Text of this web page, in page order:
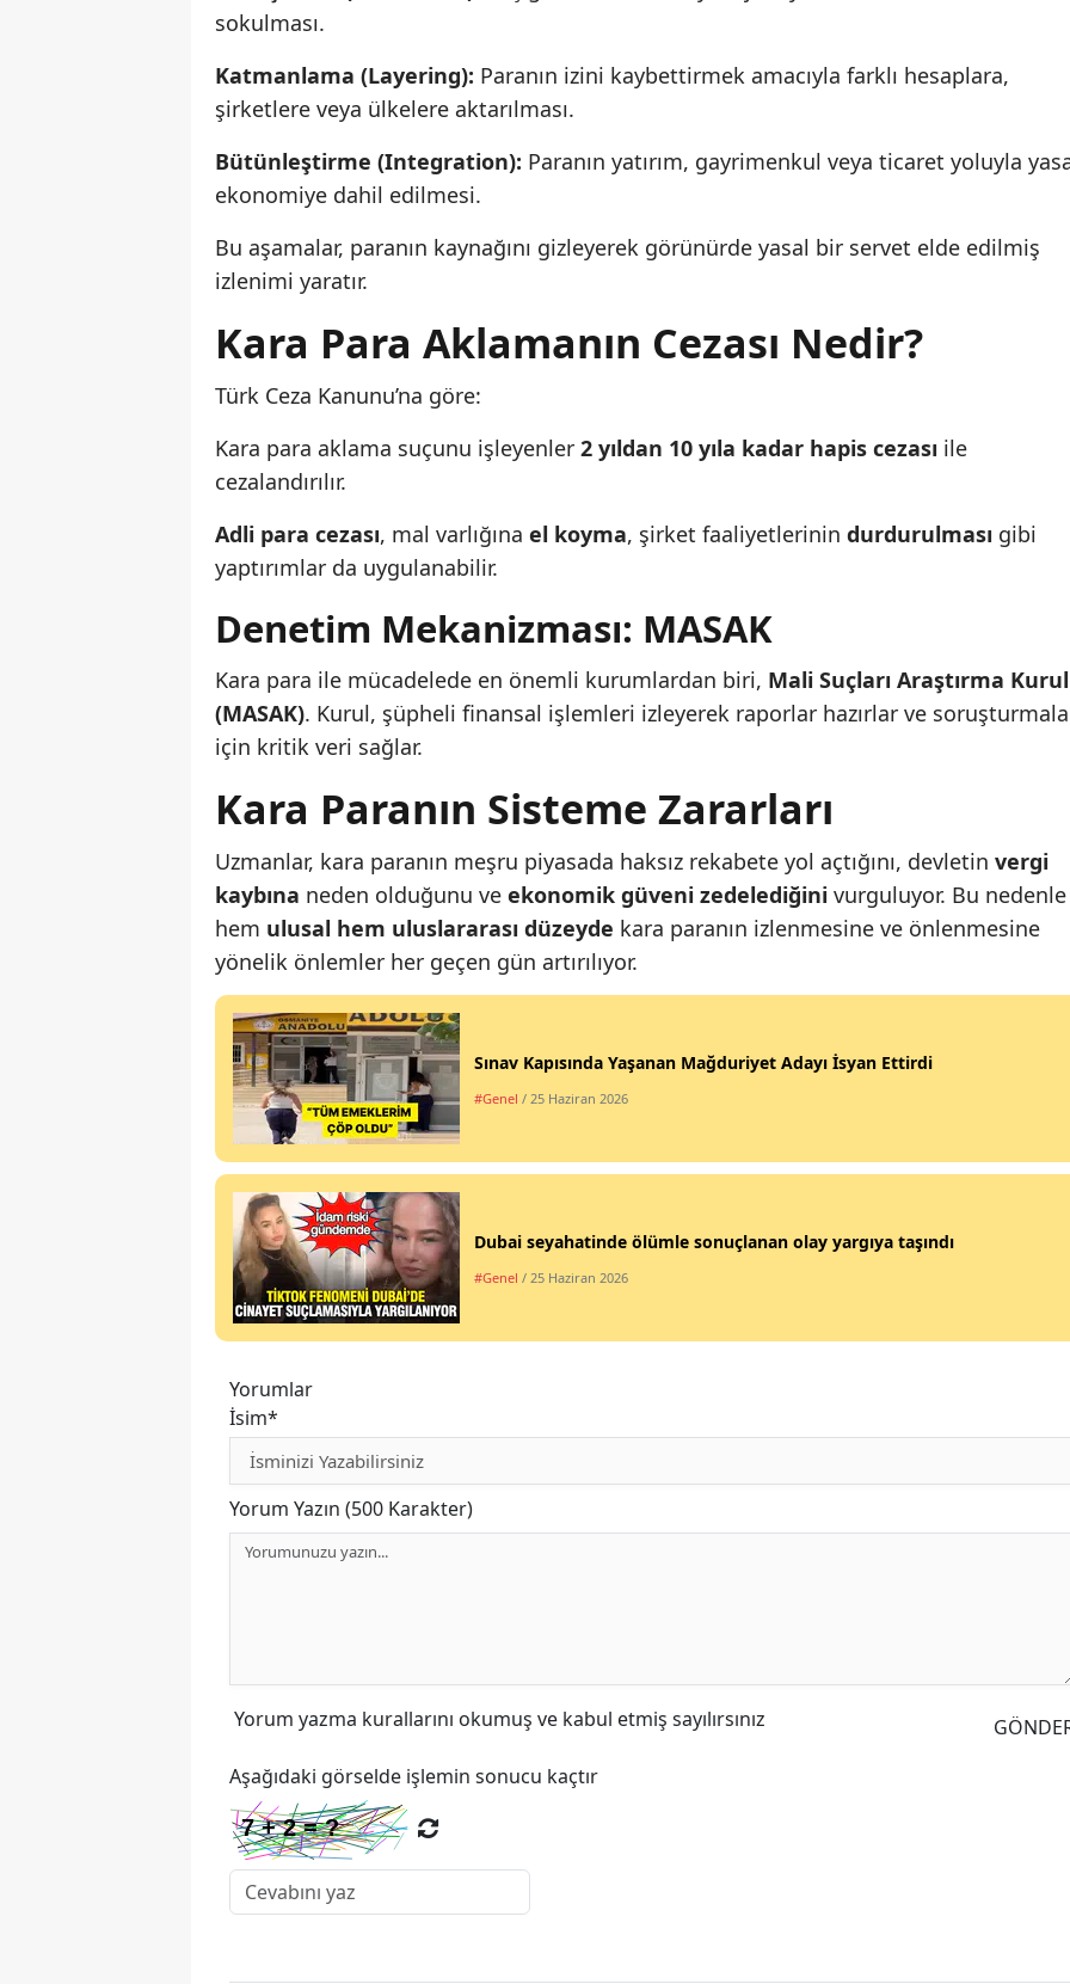
sokulması.
Katmanlama (Layering): Paranın izini kaybettirmek amacıyla farklı hesaplara,
şirketlere veya ülkelere aktarılması.
Bütünleştirme (Integration): Paranın yatırım, gayrimenkul veya ticaret yoluyla
ekonomiye dahil edilmesi.
Bu aşamalar, paranın kaynağını gizleyerek görünürde yasal bir servet elde edilmiş
izlenimi yaratır.
Kara Para Aklamanın Cezası Nedir?
Türk Ceza Kanunu’na göre:
Kara para aklama suçunu işleyenler 2 yıldan 10 yıla kadar hapis cezası ile
cezalandırılır.
Adli para cezası, mal varlığına el koyma, şirket faaliyetlerinin durdurulması gibi
yaptırımlar da uygulanabilir.
Denetim Mekanizması: MASAK
Kara para ile mücadelede en önemli kurumlardan biri, Mali Suçları Araştırma
(MASAK). Kurul, şüpheli finansal işlemleri izleyerek raporlar hazırlar ve
için kritik veri sağlar.
Kara Paranın Sisteme Zararları
Uzmanlar, kara paranın meşru piyasada haksız rekabete yol açtığını, devletin vergi
kaybına neden olduğunu ve ekonomik güveni zedelediğini vurguluyor. Bu nedenle
hem ulusal hem uluslararası düzeyde kara paranın izlenmesine ve önlenmesine
yönelik önlemler her geçen gün artırılıyor.
Sınav Kapısında Yaşanan Mağduriyet Adayı İsyan Ettirdi
#Genel / 25 Haziran 2026
Dubai seyahatinde ölümle sonuçlanan olay yargıya taşındı
#Genel / 25 Haziran 2026
Yorumlar
İsim*
Yorum Yazın (500 Karakter)
Yorum yazma kurallarını okumuş ve kabul etmiş sayılırsınız
Aşağıdaki görselde işlemin sonucu kaçtır